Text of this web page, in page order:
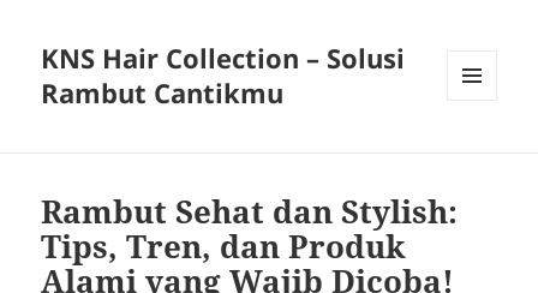
KNS Hair Collection – Solusi
Rambut Cantikmu
Rambut Sehat dan Stylish:
Tips, Tren, dan Produk
Alami yang Wajib Dicoba!